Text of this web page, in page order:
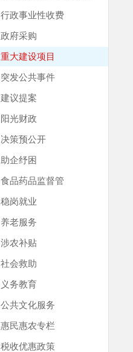
行政事业性收费
政府采购
重大建设项目
突发公共事件
建议提案
阳光财政
决策预公开
助企纾困
食品药品监督管
稳岗就业
养老服务
涉农补贴
社会救助
义务教育
公共文化服务
惠民惠农专栏
税收优惠政策